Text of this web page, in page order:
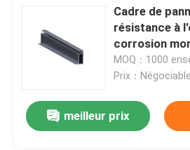
Cadre de
résistance à
corrosion
Tracking
MOQ：1000
Prix：Négociable
meilleur prix